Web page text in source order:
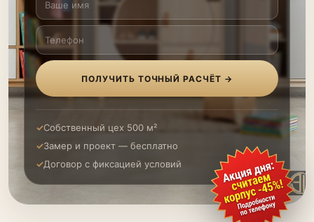
ПОЛУЧИТЬ ТОЧНЫЙ РАСЧЁТ →
Собственный цех 500 м²
Замер и проект — бесплатно
Договор с фиксацией условий